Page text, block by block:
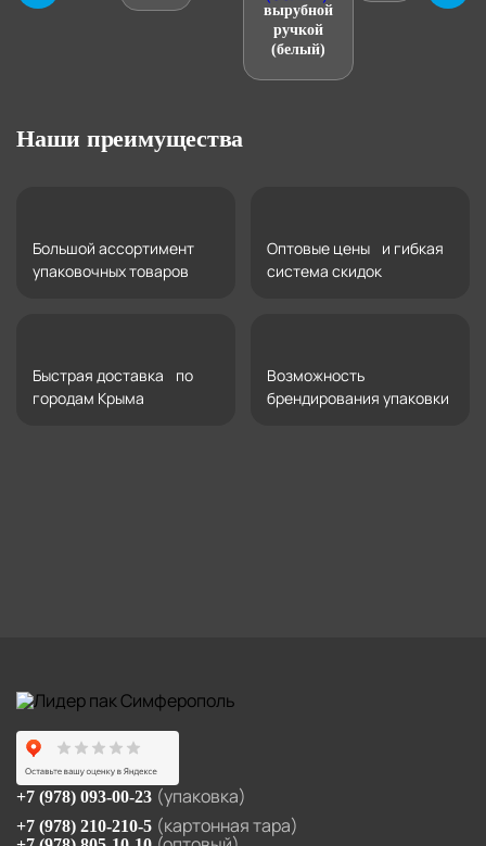
вырубной
ручкой
(белый)
Наши преимущества
Большой ассортимент
упаковочных товаров
Оптовые цены и гибкая
система скидок
Быстрая доставка по
городам Крыма
Возможность
брендирования упаковки
+7 (978) 093-00-23 (упаковка)
+7 (978) 210-210-5 (картонная тара)